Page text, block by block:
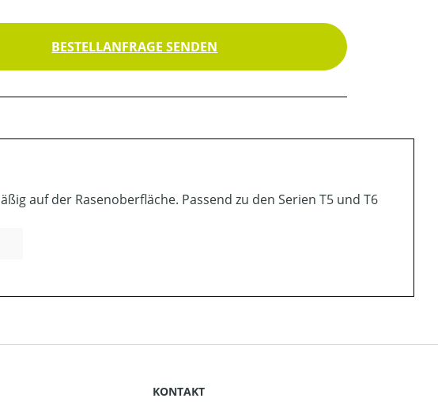
BESTELLANFRAGE SENDEN
auf der Rasenoberfläche. Passend zu den Serien T5 und T6
KONTAKT